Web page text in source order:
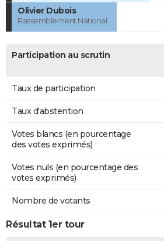
Olivier Dubois
Rassemblement National
Participation au scrutin
Taux de participation
Taux d'abstention
Votes blancs (en pourcentage
des votes exprimés)
Votes nuls (en pourcentage des
votes exprimés)
Nombre de votants
Résultat 1er tour